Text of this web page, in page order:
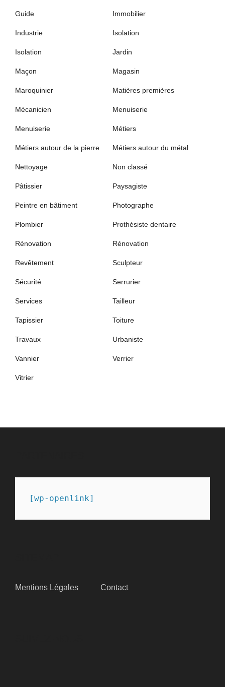
Guide Immobilier
Industrie Isolation
Isolation Jardin
Maçon Magasin
Maroquinier Matières premières
Mécanicien Menuiserie
Menuiserie Métiers
Métiers autour de la pierre Métiers autour du métal
Nettoyage Non classé
Pâtissier Paysagiste
Peintre en bâtiment Photographe
Plombier Prothésiste dentaire
Rénovation Rénovation
Revêtement Sculpteur
Sécurité Serrurier
Services Tailleur
Tapissier Toiture
Travaux Urbaniste
Vannier Verrier
Vitrier
[wp-openlink]
Mentions Légales Contact